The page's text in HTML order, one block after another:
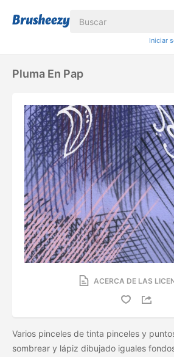
Iniciar
Pluma En Pap
ACERCA DE LAS
Varios pinceles de tinta pinceles y
sombrear y lápiz dibujado iguales